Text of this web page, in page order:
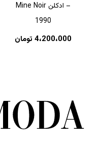
– ادکلن Mine Noir
1990
4،200،000 تومان